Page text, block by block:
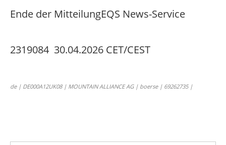
Ende der MitteilungEQS News-Service
2319084 30.04.2026 CET/CEST
de | DE000A12UK08 | MOUNTAIN ALLIANCE AG | boerse | 69262735 |